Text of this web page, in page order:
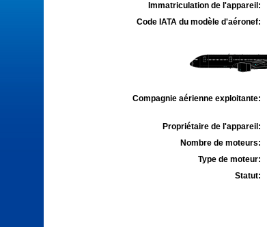
Immatriculation de l'appareil:
Code IATA du modèle d'aéronef:
Compagnie aérienne exploitante:
Propriétaire de l'appareil:
Nombre de moteurs:
Type de moteur:
Statut: